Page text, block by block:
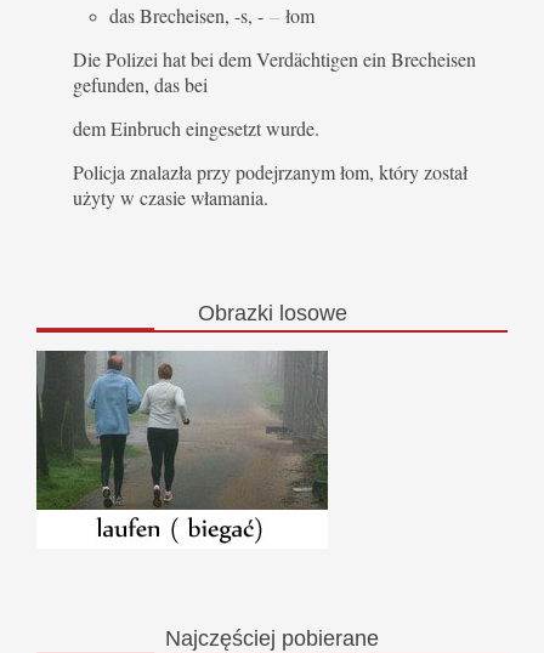
das Brecheisen, -s, - – łom
Die Polizei hat bei dem Verdächtigen ein Brecheisen
gefunden, das bei
dem Einbruch eingesetzt wurde.
Policja znalazła przy podejrzanym łom, który został
użyty w czasie włamania.
Obrazki losowe
Najczęściej pobierane